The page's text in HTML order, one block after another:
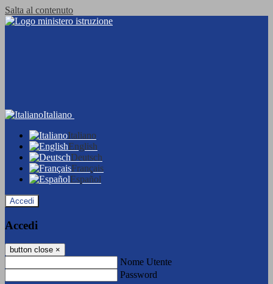
Salta al contenuto
Italiano
Italiano
English
Deutsch
Français
Español
Accedi
Accedi
button close ×
Nome Utente
Password